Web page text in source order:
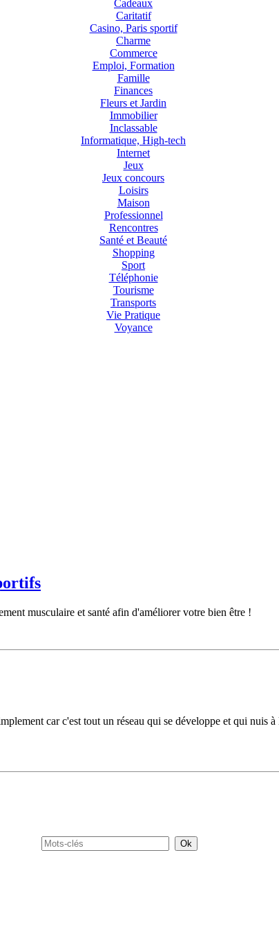
Cadeaux
Caritatif
Casino, Paris sportif
Charme
Commerce
Emploi, Formation
Famille
Finances
Fleurs et Jardin
Immobilier
Inclassable
Informatique, High-tech
Internet
Jeux
Jeux concours
Loisirs
Maison
Professionnel
Rencontres
Santé et Beauté
Shopping
Sport
Téléphonie
Tourisme
Transports
Vie Pratique
Voyance
musculaire et santé afin d'améliorer votre bien être !
car c'est tout un réseau qui se développe et qui nuis à